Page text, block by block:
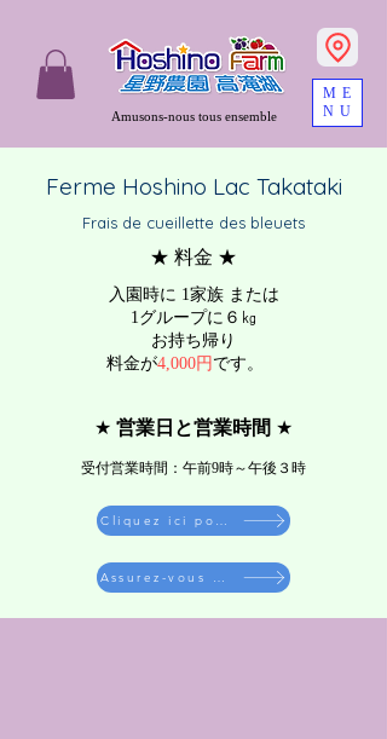
Amusons-nous tous ensemble
ME
NU
Ferme Hoshino Lac Takataki
Frais de cueillette des bleuets
★ 料金 ★
入園時に 1家族 または
1グループに６㎏
お持ち帰り
料金が4,000円 です。
★ 営業日と営業時間 ★
受付​営業時間：午前9時～午後３時
Cliquez ici pour faire une réservation
Assurez-vous de lire les notes